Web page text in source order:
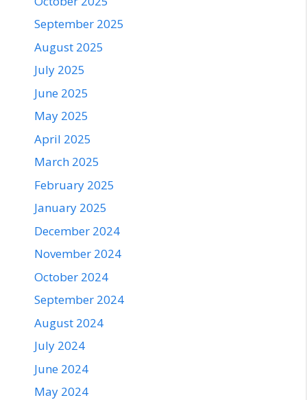
September 2025
August 2025
July 2025
June 2025
May 2025
April 2025
March 2025
February 2025
January 2025
December 2024
November 2024
October 2024
September 2024
August 2024
July 2024
June 2024
May 2024